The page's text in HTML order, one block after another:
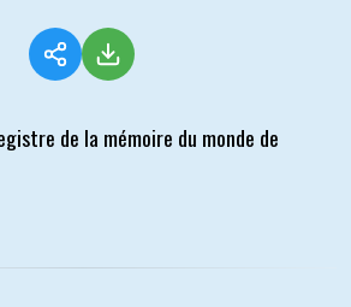
de la mémoire du monde de